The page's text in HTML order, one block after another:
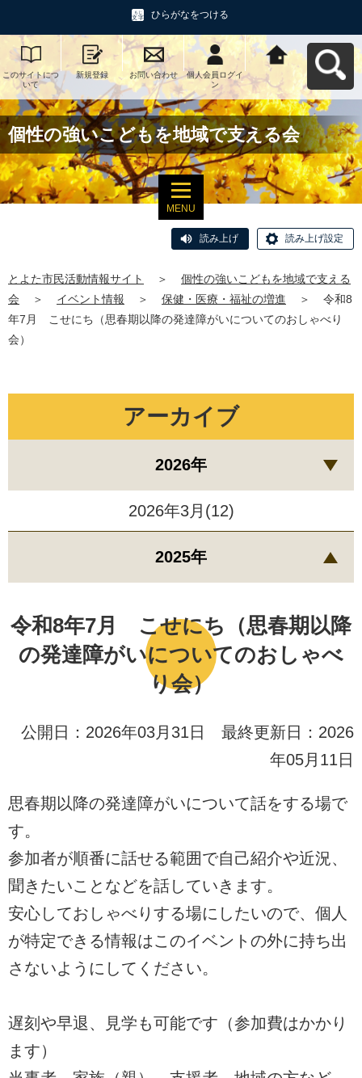
ひらがなをつける
このサイトにつ
いて
新規登録 お問い合わせ
個人会員ログイ
ン
とよた市民活動
情報サイトへ戻
る
個性の強いこどもを地域で支える会
MENU
読み上げ 読み上げ設定
とよた市民活動情報サイト ＞
個性の強いこどもを地域で支える
会
＞ イベント情報 ＞ 保健・医療・福祉の増進 ＞
令和8
年7月 こせにち（思春期以降の発達障がいについてのおしゃべり
会）
令和8年7月 こせにち（思春期以降
の発達障がいについてのおしゃべ
り会）
公開日：2026年03月31日 最終更新日：2026
年05月11日
思春期以降の発達障がいについて話をする場で
す。
参加者が順番に話せる範囲で自己紹介や近況、
聞きたいことなどを話していきます。
安心しておしゃべりする場にしたいので、個人
が特定できる情報はこのイベントの外に持ち出
さないようにしてください。
遅刻や早退、見学も可能です（参加費はかかり
ます）
アーカイブ
2026年
2026年3月(12)
2025年